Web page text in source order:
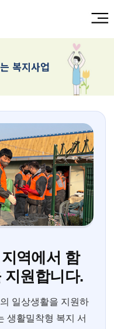
복지사업
역에서 함
지원합니다.
일상생활을 지원하
생활밀착형 복지 서